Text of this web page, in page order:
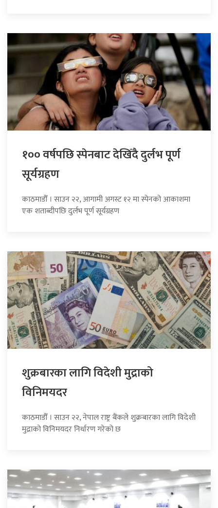
१०० वर्षपछि स्पेनबाट देखिँदै दुर्लभ पूर्ण
सूर्यग्रहण
काठमाडौँ । साउन २२, आगामी अगस्ट १२ मा स्पेनको आकाशमा
एक शताब्दीपछि दुर्लभ पूर्ण सूर्यग्रहण
शुक्रबारका लागि विदेशी मुद्राको
विनिमयदर
काठमाडौँ । साउन २२, नेपाल राष्ट्र बैंकले शुक्रबारका लागि विदेशी
मुद्राको विनिमयदर निर्धारण गरेको छ